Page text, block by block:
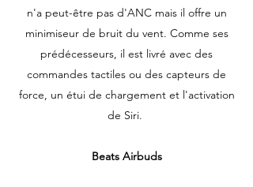
n'a peut-être pas d'ANC mais il offre un
minimiseur de bruit du vent. Comme ses
prédécesseurs, il est livré avec des
commandes tactiles ou des capteurs de
force, un étui de chargement et l'activation
de Siri.
Beats Airbuds